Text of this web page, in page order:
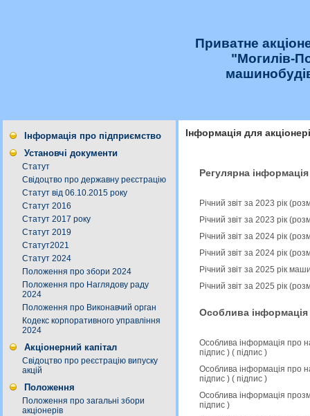
Приватне
"Могилів-
Інформація про підприємство
Установчі документи
Статут
Свідоцтво про державну реєстрацію
Статут від 06.10.2015 року
Статут 2016
Статут 2017 року
Статут 2019
Статут2021
Статут 2024
Положення про збори 2024
Положення про Наглядову раду
2024
Положення про Виконавчий орган
Кодекс корпоративного управління
2024
Акціонерний капітал
Свідоцтво про реєстрацію випуску
акцій
Положення
Положення про загальні збори
акціонерів
Інформація для
Регулярна інформація
Річний звіт за 2023 рік
Річний звіт за 2023 рік
Річний звіт за 2024 рік
Річний звіт за 2024 рік
Річний звіт за 2025 рік
Річний звіт за 2025 рік
Особлива інформація
Особлива інформація про
підпис ) ( підпис )
Особлива інформація про
підпис ) ( підпис )
Особлива інформація
підпис )